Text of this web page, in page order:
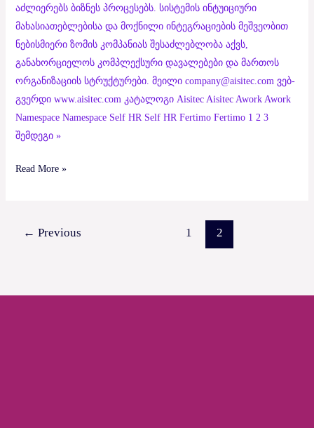
აძლიერებს ბიზნეს პროცესებს. სისტემის ინტუიციური
მახასიათებლებისა და მოქნილი ინტეგრაციების მეშვეობით
ნებისმიერი ზომის კომპანიას შესაძლებლობა აქვს,
განახორციელოს კომპლექსური დავალებები და მართოს
ორგანიზაციის სტრუქტურები. მეილი company@aisitec.com ვებ-
გვერდი www.aisitec.com კატალოგი Aisitec Aisitec Awork Awork
Namespace Namespace Self HR Self HR Fertimo Fertimo 1 2 3
შემდეგი »
Read More »
← Previous 1 2